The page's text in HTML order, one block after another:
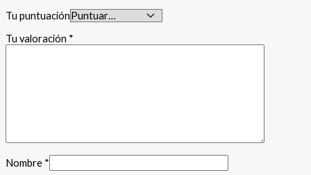
Tu puntuación
Tu valoración *
Nombre *